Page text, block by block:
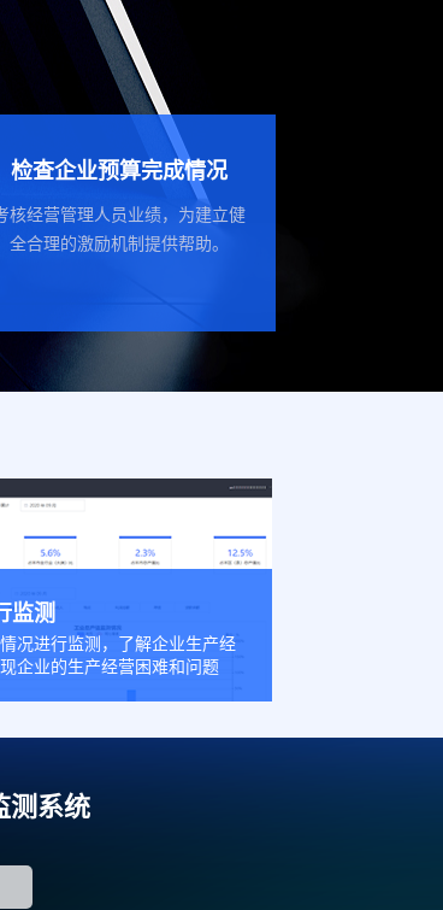
检查企业预算完成情况
核经营管理人员业绩，为建立健
全合理的激励机制提供帮助。
监测
况进行监测，了解企业生产经
企业的生产经营困难和问题
测系统